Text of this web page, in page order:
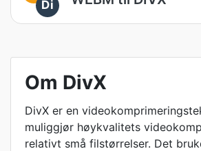
Di
Om DivX
DivX er en
muliggjør høykvalitets
relativt små filstørrelser. Det